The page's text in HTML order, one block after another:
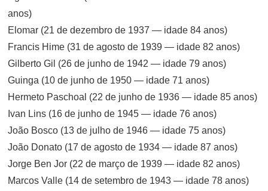
anos)
Elomar (21 de dezembro de 1937 — idade 84 anos)
Francis Hime (31 de agosto de 1939 — idade 82 anos)
Gilberto Gil (26 de junho de 1942 — idade 79 anos)
Guinga (10 de junho de 1950 — idade 71 anos)
Hermeto Paschoal (22 de junho de 1936 — idade 85 anos)
Ivan Lins (16 de junho de 1945 — idade 76 anos)
João Bosco (13 de julho de 1946 — idade 75 anos)
João Donato (17 de agosto de 1934 — idade 87 anos)
Jorge Ben Jor (22 de março de 1939 — idade 82 anos)
Marcos Valle (14 de setembro de 1943 — idade 78 anos)